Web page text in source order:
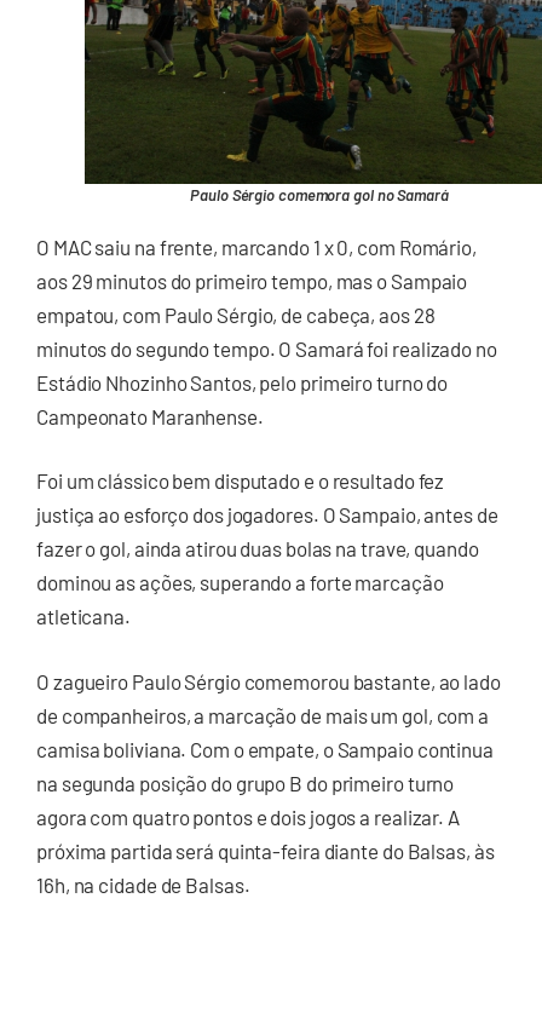
Paulo Sérgio comemora gol no Samará
O MAC saiu na frente, marcando 1 x 0, com Romário,
aos 29 minutos do primeiro tempo, mas o Sampaio
empatou, com Paulo Sérgio, de cabeça, aos 28
minutos do segundo tempo. O Samará foi realizado no
Estádio Nhozinho Santos, pelo primeiro turno do
Campeonato Maranhense.
Foi um clássico bem disputado e o resultado fez
justiça ao esforço dos jogadores. O Sampaio, antes de
fazer o gol, ainda atirou duas bolas na trave, quando
dominou as ações, superando a forte marcação
atleticana.
O zagueiro Paulo Sérgio comemorou bastante, ao lado
de companheiros, a marcação de mais um gol, com a
camisa boliviana. Com o empate, o Sampaio continua
na segunda posição do grupo B do primeiro turno
agora com quatro pontos e dois jogos a realizar. A
próxima partida será quinta-feira diante do Balsas, às
16h, na cidade de Balsas.